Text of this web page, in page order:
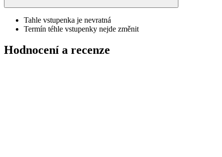
Tahle vstupenka je nevratná
Termín téhle vstupenky nejde změnit
Hodnocení a recenze